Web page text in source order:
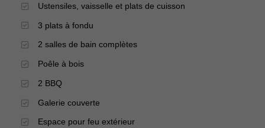
Ustensiles, vaisselle et plats de cuisson
3 plats à fondu
2 salles de bain complètes
Poêle à bois
2 BBQ
Galerie couverte
Espace pour feu extérieur